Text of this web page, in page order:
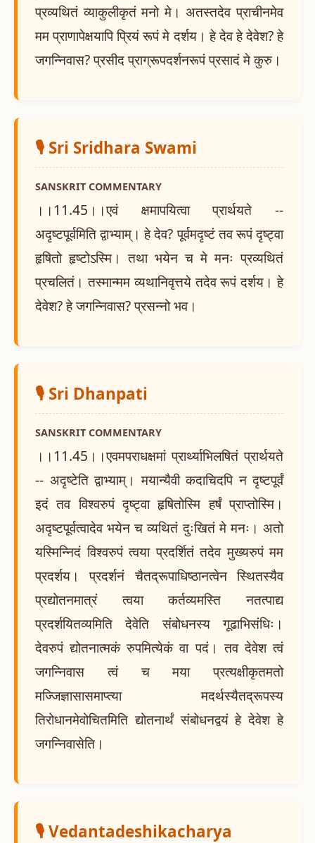
प्रव्यथितं व्याकुलीकृतं मनो मे। अतस्तदेव प्राचीनमेव
मम प्राणापेक्षयापि प्रियं रूपं मे दर्शय। हे देव हे देवेश? हे
जगन्निवास? प्रसीद प्राग्रूपदर्शनरूपं प्रसादं मे कुरु।
🎙️ Sri Sridhara Swami
SANSKRIT COMMENTARY
।।11.45।।एवं क्षमापयित्वा प्रार्थयते --
अदृष्टपूर्वमिति द्वाभ्याम्। हे देव? पूर्वमदृष्टं तव रूपं दृष्ट्वा
हृषितो हृष्टोऽस्मि। तथा भयेन च मे मनः प्रव्यथितं
प्रचलितं। तस्मान्मम व्यथानिवृत्तये तदेव रूपं दर्शय। हे
देवेश? हे जगन्निवास? प्रसन्नो भव।
🎙️ Sri Dhanpati
SANSKRIT COMMENTARY
।।11.45।।एवमपराधक्षमां प्रार्थ्याभिलषितं प्रार्थयते
-- अदृष्टेति द्वाभ्याम्। मयान्यैवी कदाचिदपि न दृष्टपूर्वं
इदं तव विश्वरुपं दृष्ट्वा हृषितोस्मि हर्षं प्राप्तोस्मि।
अदृष्टपूर्वत्वादेव भयेन च व्यथितं दुःखितं मे मनः। अतो
यस्मिन्निदं विश्वरुपं त्वया प्रदर्शितं तदेव मुख्यरुपं मम
प्रदर्शय। प्रदर्शनं चैतद्रूपाधिष्ठानत्वेन स्थितस्यैव
प्रद्योतनमात्रं त्वया कर्तव्यमस्ति नतत्पाद्य
प्रदर्शयितव्यमिति देवेति संबोधनस्य गूढाभिसंधिः।
देवरुपं द्योतनात्मकं रुपमित्येकं वा पदं। तव देवेश त्वं
जगन्निवास त्वं च मया प्रत्यक्षीकृतमतो
मज्जिज्ञासासमाप्त्या मदर्थस्यैतद्रूपस्य
तिरोधानमेवोचितमिति द्योतनार्थं संबोधनद्वयं हे देवेश हे
जगन्निवासेति।
🎙️ Vedantadeshikacharya